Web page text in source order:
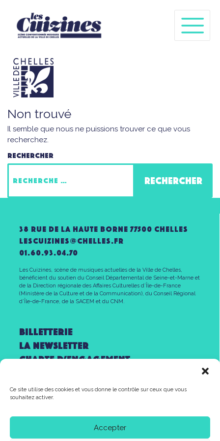
Ce site utilise des cookies et vous donne le contrôle sur ceux que vous
souhaitez activer.
Accepter
Non trouvé
Il semble que nous ne puissions trouver ce que vous
recherchez.
Rechercher
38 rue de la haute borne 77500 chelles
lescuizines@CHELLES.FR
01.60.93.04.70
Les Cuizines, scène de musiques actuelles de la Ville de Chelles,
bénéficient du soutien du Conseil Départemental de Seine-et-Marne et
de la Direction régionale des Affaires Culturelles d’Île-de-France
(Ministère de la Culture et de la Communication), du Conseil Régional
d’Île-de-France, de la SACEM et du CNM.
Billetterie
la newsletter
Charte d’engagement
Partenaires
Contact